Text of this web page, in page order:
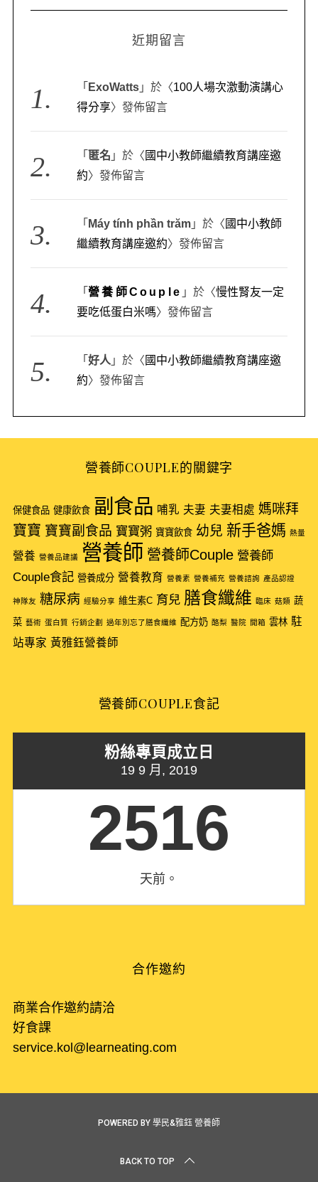
近期留言
「 ExoWatts 」於〈100人場次激動演講心
得分享〉發佈留言
「 匿名 」於〈 國中小教師繼續教育講座邀
約〉發佈留言
「 Máy tính phần trăm 」於〈 國中小教師
繼續教育講座邀約〉發佈留言
「營養師Couple 」於〈慢性腎友一定
要吃低蛋白米嗎〉發佈留言
「好人 」於〈 國中小教師繼續教育講座邀
約〉發佈留言
營養師COUPLE的關鍵字
保健食品 健康飲食 副食品 哺乳 夫妻 夫妻相處 媽咪拜
寶寶 寶寶副食品 寶寶粥 寶寶飲食 幼兒 新手爸媽 熱量
營養 營養品建議 營養師 營養師Couple 營養師
Couple食記 營養成分 營養教育 營養素 營養補充 營養諮詢 產品認證
神隊友 糖尿病 經驗分享 維生素C 育兒 膳食纖維 臨床 菇類 蔬
菜 藝術 蛋白質 行銷企劃 過年別忘了膳食纖維 配方奶 酪梨 醫院 開箱 雲林 駐
站專家 黃雅鈺營養師
營養師COUPLE食記
粉絲專頁成立日
19 9 月, 2019
2516
天前。
合作邀約
商業合作邀約請洽
好食課
service.kol@learneating.com
POWERED BY 學民&雅鈺 營養師
BACK TO TOP